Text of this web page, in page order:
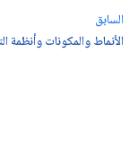
السابق
الأنماط والمكونات وأنظمة